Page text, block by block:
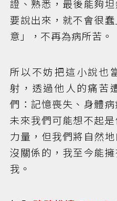
證、熟悉，最後能夠
要說出來，就不會很
意」，不再為病所苦。
所以不妨把這小說也
射，透過他人的痛苦
們：記憶喪失、身體
未來我們可能想不起
力量，但我們將自然
沒關係的，我至今能
我。